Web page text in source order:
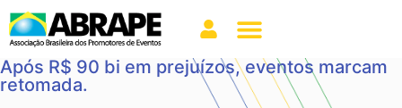
Após R$ 90 bi em prejuízos, eventos marcam
retomada.